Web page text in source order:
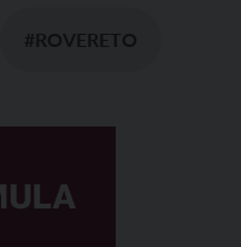
#ROVERETO